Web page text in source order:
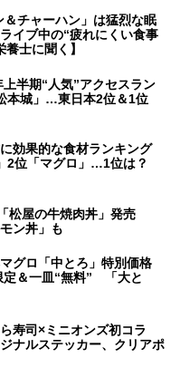
＆チャーハン」は猛烈な眠
イブ中の“疲れにくい食事
士に聞く】
上半期“人気”アクセスラン
本城」…東日本2位＆1位
に効果的な食材ランキング
2位「マグロ」…1位は？
松屋の牛焼肉丼」発売
ン丼」も
マグロ「中とろ」特別価格
＆一皿“無料” 「大と
ら寿司×ミニオンズ初コラ
ナルステッカー、クリアポ